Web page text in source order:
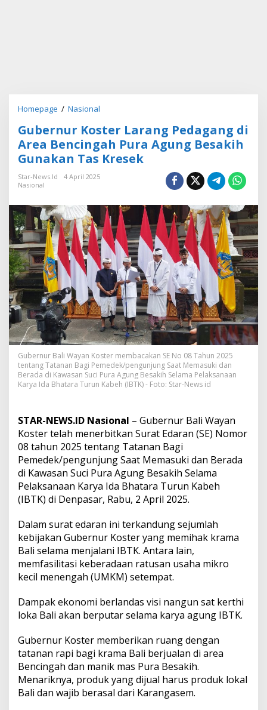
Homepage / Nasional
b
e
r
n
o
t
e
r
L
a
r
a
n
g
P
e
d
a
g
a
n
i
A
r
e
a
B
e
n
c
n
g
a
h
P
u
a
A
n
g
B
e
s
a
Gubernur Koster Larang Pedagang di
Area Bencingah Pura Agung Besakih
Gunakan Tas Kresek
Star-News.id
4 April 2025
Nasional
Gubernur Bali Wayan Koster membacakan SE No 08 Tahun 2025
tentang Tatanan Bagi Pemedek/pengunjung Saat Memasuki dan
Berada di Kawasan Suci Pura Agung Besakih Selama Pelaksanaan
Karya Ida Bhatara Turun Kabeh (IBTK) - Foto: Star-News id
STAR-NEWS.ID Nasional – Gubernur Bali Wayan
Koster telah menerbitkan Surat Edaran (SE) Nomor
08 tahun 2025 tentang Tatanan Bagi
Pemedek/pengunjung Saat Memasuki dan Berada
di Kawasan Suci Pura Agung Besakih Selama
Pelaksanaan Karya Ida Bhatara Turun Kabeh
(IBTK) di Denpasar, Rabu, 2 April 2025.
Dalam surat edaran ini terkandung sejumlah
kebijakan Gubernur Koster yang memihak krama
Bali selama menjalani IBTK. Antara lain,
memfasilitasi keberadaan ratusan usaha mikro
kecil menengah (UMKM) setempat.
Dampak ekonomi berlandas visi nangun sat kerthi
loka Bali akan berputar selama karya agung IBTK.
Gubernur Koster memberikan ruang dengan
tatanan rapi bagi krama Bali berjualan di area
Bencingah dan manik mas Pura Besakih.
Menariknya, produk yang dijual harus produk lokal
Bali dan wajib berasal dari Karangasem.